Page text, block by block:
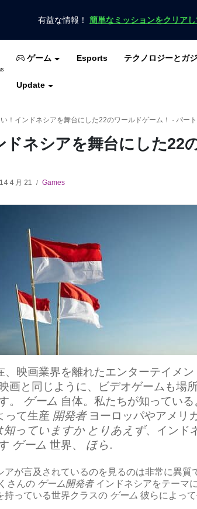
有益な情報！ 簡単なミッションをクリア
ニュース
だけで最新のゲームニュースを入手
ゲーム Esports テクノロジーとガ
Update
フリーファイア
！インドネシアを舞台にした22のワールドゲーム！ - パー
ドネシアを舞台にした22
4 月 21 / Games
、映画業界を離れたエンターテイメ
画と同じように、ビデオゲームも場
。 ゲーム 自体。私たちが知ってい
って生産 開発者ヨーロッパやアメリ
知っていますか とりあえず、インド
ゲーム 世界、 ほら .
アが言及されているのを見るのは非常に異質
さんの ゲーム開発者インドネシアをテーマ
持っている世界クラスの ゲーム 彼らによって